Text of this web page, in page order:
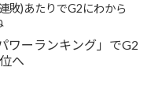
敗)あたりでG2にわから
ワーランキング」でG2
へ